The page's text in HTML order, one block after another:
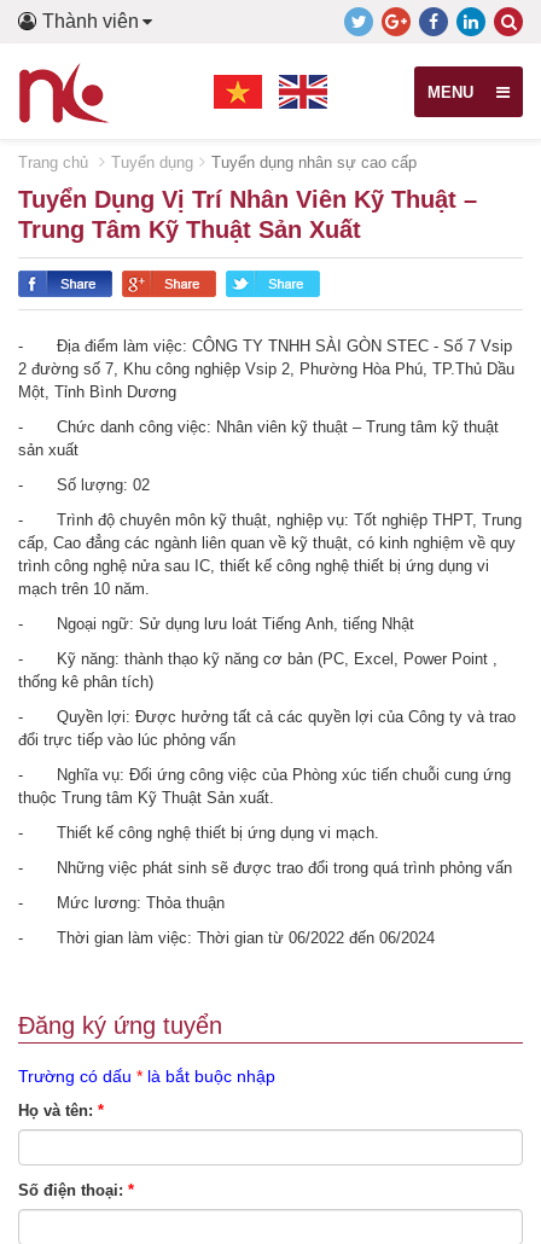
Thành viên
MENU
Trang chủ Tuyển dụng Tuyển dụng nhân sự cao cấp
Tuyển Dụng Vị Trí Nhân Viên Kỹ Thuật –
Trung Tâm Kỹ Thuật Sản Xuất
- Địa điểm làm việc: CÔNG TY TNHH SÀI GÒN STEC - Số 7 Vsip
2 đường số 7, Khu công nghiệp Vsip 2, Phường Hòa Phú, TP.Thủ Dầu
Một, Tỉnh Bình Dương
- Chức danh công việc: Nhân viên kỹ thuật – Trung tâm kỹ thuật
sản xuất
- Số lượng: 02
- Trình độ chuyên môn kỹ thuật, nghiệp vụ: Tốt nghiệp THPT, Trung
cấp, Cao đẳng các ngành liên quan về kỹ thuật, có kinh nghiệm về quy
trình công nghệ nửa sau IC, thiết kế công nghệ thiết bị ứng dụng vi
mạch trên 10 năm.
- Ngoại ngữ: Sử dụng lưu loát Tiếng Anh, tiếng Nhật
- Kỹ năng: thành thạo kỹ năng cơ bản (PC, Excel, Power Point ,
thống kê phân tích)
- Quyền lợi: Được hưởng tất cả các quyền lợi của Công ty và trao
đổi trực tiếp vào lúc phỏng vấn
- Nghĩa vụ: Đối ứng công việc của Phòng xúc tiến chuỗi cung ứng
thuộc Trung tâm Kỹ Thuật Sản xuất.
- Thiết kế công nghệ thiết bị ứng dụng vi mạch.
- Những việc phát sinh sẽ được trao đổi trong quá trình phỏng vấn
- Mức lương: Thỏa thuận
- Thời gian làm việc: Thời gian từ 06/2022 đến 06/2024
Đăng ký ứng tuyển
Trường có dấu * là bắt buộc nhập
Họ và tên: *
Số điện thoại: *